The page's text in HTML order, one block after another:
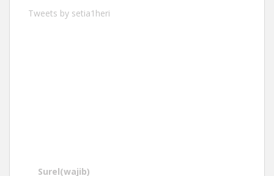
Tweets by setia1heri
Surel(wajib)